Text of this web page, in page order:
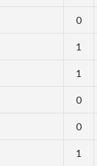
0
1
1
0
0
1